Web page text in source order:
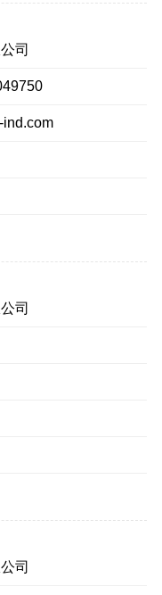
司
司
司